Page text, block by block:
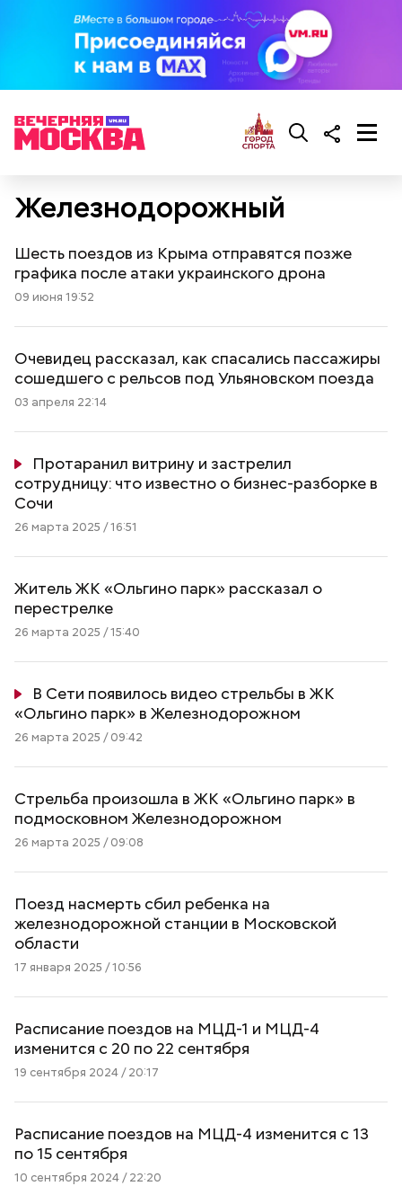
Железнодорожный
Шесть поездов из Крыма отправятся позже
графика после атаки украинского дрона
09 июня 19:52
Очевидец рассказал, как спасались пассажиры
сошедшего с рельсов под Ульяновском поезда
03 апреля 22:14
Протаранил витрину и застрелил
сотрудницу: что известно о бизнес-разборке в
Сочи
26 марта 2025 / 16:51
Житель ЖК «Ольгино парк» рассказал о
перестрелке
26 марта 2025 / 15:40
В Сети появилось видео стрельбы в ЖК
«Ольгино парк» в Железнодорожном
26 марта 2025 / 09:42
Стрельба произошла в ЖК «Ольгино парк» в
подмосковном Железнодорожном
26 марта 2025 / 09:08
Поезд насмерть сбил ребенка на
железнодорожной станции в Московской
области
17 января 2025 / 10:56
Расписание поездов на МЦД-1 и МЦД-4
изменится с 20 по 22 сентября
19 сентября 2024 / 20:17
Расписание поездов на МЦД-4 изменится с 13
по 15 сентября
10 сентября 2024 / 22:20